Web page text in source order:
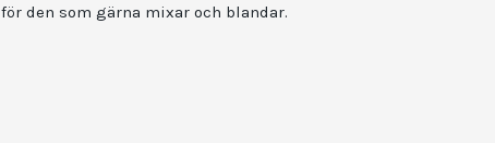
för den som gärna mixar och blandar.